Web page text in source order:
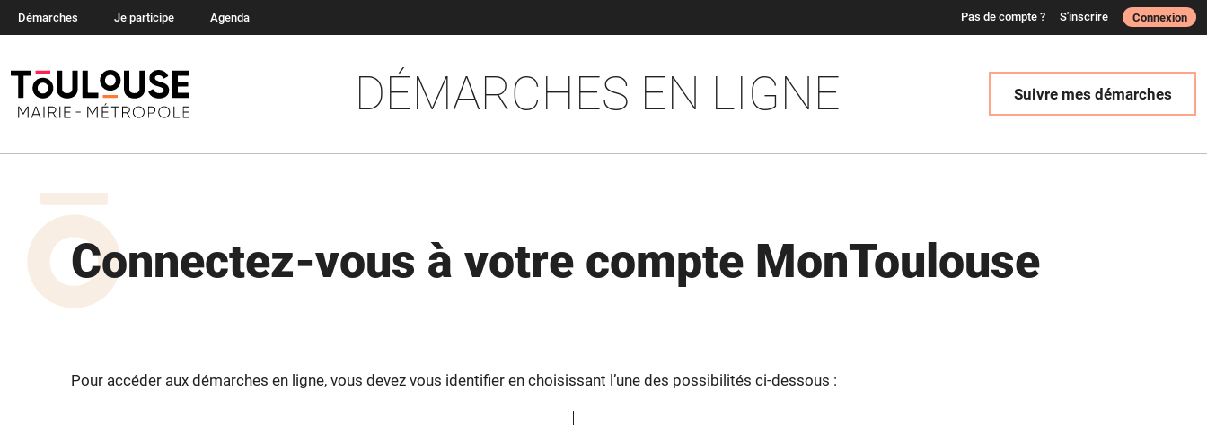
DÉMARCHES EN LIGNE Suivre mes démarches
Démarches Je participe Agenda Pas de compte ? S'inscrire Connexion
Connectez-vous à votre compte MonToulouse
Pour accéder aux démarches en ligne, vous devez vous identifier en choisissant l’une des possibilités ci-dessous :